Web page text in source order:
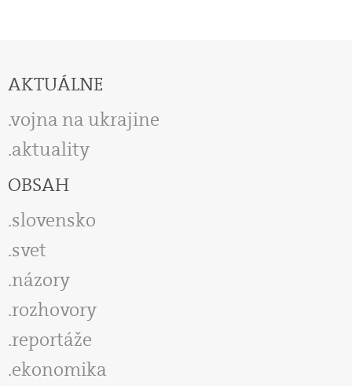
AKTUÁLNE
vojna na ukrajine
aktuality
OBSAH
slovensko
svet
názory
rozhovory
reportáže
ekonomika